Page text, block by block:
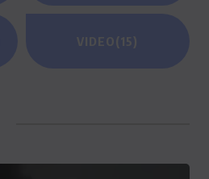
VIDEO(15)